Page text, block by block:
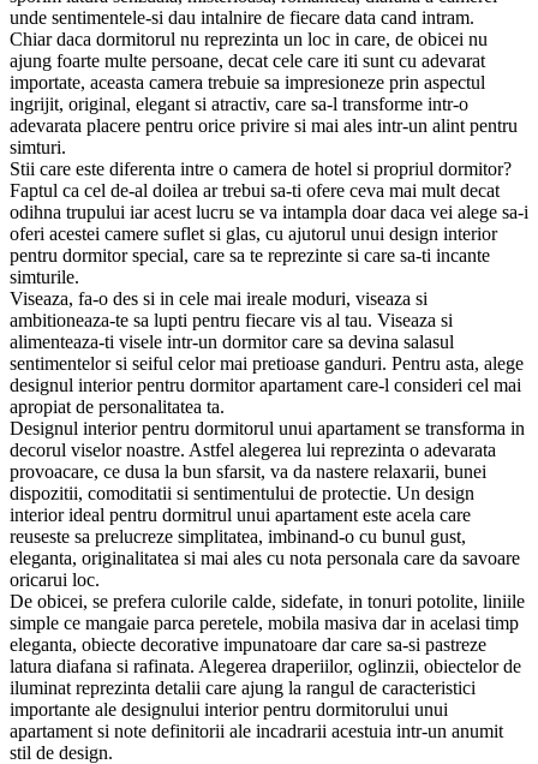
unde sentimentele-si dau intalnire de fiecare data cand intram.
Chiar daca dormitorul nu reprezinta un loc in care, de obicei nu
ajung foarte multe persoane, decat cele care iti sunt cu adevarat
importate, aceasta camera trebuie sa impresioneze prin aspectul
ingrijit, original, elegant si atractiv, care sa-l transforme intr-o
adevarata placere pentru orice privire si mai ales intr-un alint pentru
simturi.
Stii care este diferenta intre o camera de hotel si propriul dormitor?
Faptul ca cel de-al doilea ar trebui sa-ti ofere ceva mai mult decat
odihna trupului iar acest lucru se va intampla doar daca vei alege sa-i
oferi acestei camere suflet si glas, cu ajutorul unui design interior
pentru dormitor special, care sa te reprezinte si care sa-ti incante
simturile.
Viseaza, fa-o des si in cele mai ireale moduri, viseaza si
ambitioneaza-te sa lupti pentru fiecare vis al tau. Viseaza si
alimenteaza-ti visele intr-un dormitor care sa devina salasul
sentimentelor si seiful celor mai pretioase ganduri. Pentru asta, alege
designul interior pentru dormitor apartament care-l consideri cel mai
apropiat de personalitatea ta.
Designul interior pentru dormitorul unui apartament se transforma in
decorul viselor noastre. Astfel alegerea lui reprezinta o adevarata
provoacare, ce dusa la bun sfarsit, va da nastere relaxarii, bunei
dispozitii, comoditatii si sentimentului de protectie. Un design
interior ideal pentru dormitrul unui apartament este acela care
reuseste sa prelucreze simplitatea, imbinand-o cu bunul gust,
eleganta, originalitatea si mai ales cu nota personala care da savoare
oricarui loc.
De obicei, se prefera culorile calde, sidefate, in tonuri potolite, liniile
simple ce mangaie parca peretele, mobila masiva dar in acelasi timp
eleganta, obiecte decorative impunatoare dar care sa-si pastreze
latura diafana si rafinata. Alegerea draperiilor, oglinzii, obiectelor de
iluminat reprezinta detalii care ajung la rangul de caracteristici
importante ale designului interior pentru dormitorului unui
apartament si note definitorii ale incadrarii acestuia intr-un anumit
stil de design.